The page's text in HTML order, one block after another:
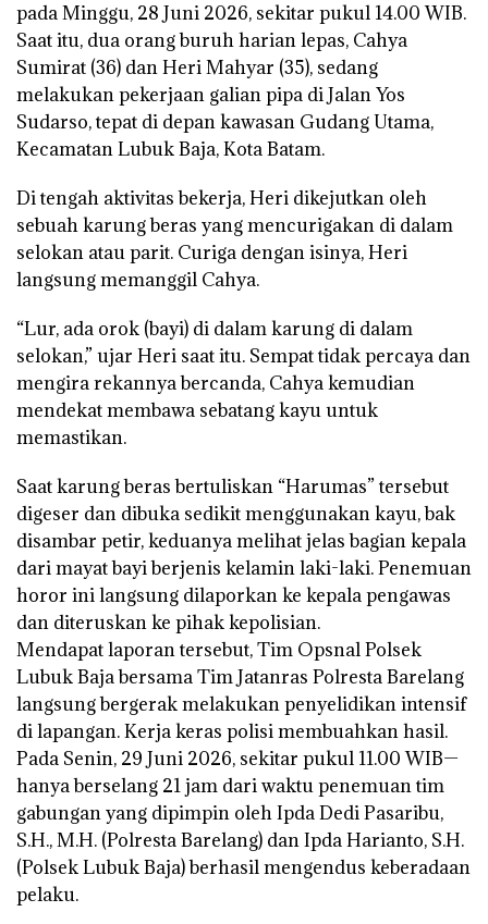
pada Minggu, 28 Juni 2026, sekitar pukul 14.00 WIB.
Saat itu, dua orang buruh harian lepas, Cahya
Sumirat (36) dan Heri Mahyar (35), sedang
melakukan pekerjaan galian pipa di Jalan Yos
Sudarso, tepat di depan kawasan Gudang Utama,
Kecamatan Lubuk Baja, Kota Batam.
Di tengah aktivitas bekerja, Heri dikejutkan oleh
sebuah karung beras yang mencurigakan di dalam
selokan atau parit. Curiga dengan isinya, Heri
langsung memanggil Cahya.
“Lur, ada orok (bayi) di dalam karung di dalam
selokan,” ujar Heri saat itu. Sempat tidak percaya dan
mengira rekannya bercanda, Cahya kemudian
mendekat membawa sebatang kayu untuk
memastikan.
Saat karung beras bertuliskan “Harumas” tersebut
digeser dan dibuka sedikit menggunakan kayu, bak
disambar petir, keduanya melihat jelas bagian kepala
dari mayat bayi berjenis kelamin laki-laki. Penemuan
horor ini langsung dilaporkan ke kepala pengawas
dan diteruskan ke pihak kepolisian.
Mendapat laporan tersebut, Tim Opsnal Polsek
Lubuk Baja bersama Tim Jatanras Polresta Barelang
langsung bergerak melakukan penyelidikan intensif
di lapangan. Kerja keras polisi membuahkan hasil.
Pada Senin, 29 Juni 2026, sekitar pukul 11.00 WIB—
hanya berselang 21 jam dari waktu penemuan tim
gabungan yang dipimpin oleh Ipda Dedi Pasaribu,
S.H., M.H. (Polresta Barelang) dan Ipda Harianto, S.H.
(Polsek Lubuk Baja) berhasil mengendus keberadaan
pelaku.